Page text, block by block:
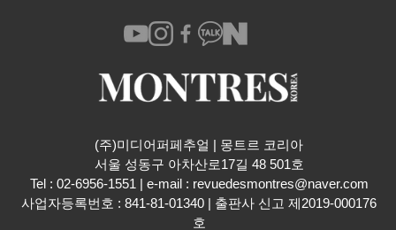
글라슈테 오리지날 파노매틱인버스 리미티
드 에디션
(주)미디어퍼페추얼 | 몽트르 코리아
​서울 성동구 아차산로17길 48 501호
Tel : 02-6956-1551 | e-mail : revuedesmontres@naver.com
사업자등록번호 : 841-81-01340 | 출판사 신고 제2019-000176
호